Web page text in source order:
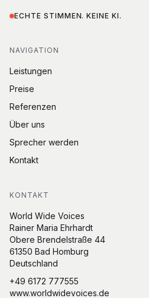
ECHTE STIMMEN. KEINE KI.
NAVIGATION
Leistungen
Preise
Referenzen
Über uns
Sprecher werden
Kontakt
KONTAKT
World Wide Voices
Rainer Maria Ehrhardt
Obere Brendelstraße 44
61350 Bad Homburg
Deutschland
+49 6172 777555
www.worldwidevoices.de